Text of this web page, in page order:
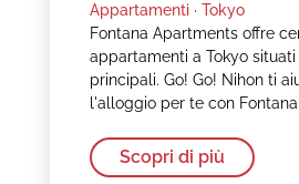
Appartamenti · Tokyo
Fontana Apartments offre
appartamenti a Tokyo
principali. Go! Go! Nihon ti
l'alloggio per te con
Scopri di più